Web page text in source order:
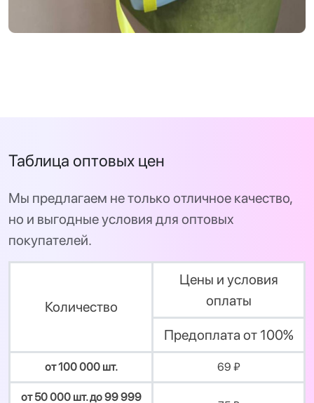
Таблица оптовых цен
Мы предлагаем не только отличное качество,
но и выгодные условия для оптовых
покупателей.
Количество
Цены и условия
оплаты
Предоплата от 100%
от 100 000 шт. 69 ₽
от 50 000 шт. до 99 999